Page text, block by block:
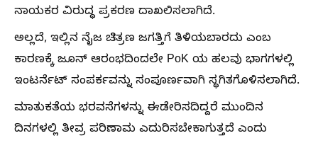
ನಾಯಕರ ವಿರುದ್ಧ ಪ್ರಕರಣ ದಾಖಲಿಸಲಾಗಿದೆ.
ಅಲ್ಲದೆ, ಇಲ್ಲಿನ ನೈಜ ಚಿತ್ರಣ ಜಗತ್ತಿಗೆ ತಿಳಿಯಬಾರದು ಎಂಬ
ಕಾರಣಕ್ಕೆ ಜೂನ್ ಆರಂಭದಿಂದಲೇ PoK ಯ ಹಲವು ಭಾಗಗಳಲ್ಲಿ
ಇಂಟರ್ನೆಟ್ ಸಂಪರ್ಕವನ್ನು ಸಂಪೂರ್ಣವಾಗಿ ಸ್ಥಗಿತಗೊಳಿಸಲಾಗಿದೆ.
ಮಾತುಕತೆಯ ಭರವಸೆಗಳನ್ನು ಈಡೇರಿಸದಿದ್ದರೆ ಮುಂದಿನ
ದಿನಗಳಲ್ಲಿ ತೀವ್ರ ಪರಿಣಾಮ ಎದುರಿಸಬೇಕಾಗುತ್ತದೆ ಎಂದು